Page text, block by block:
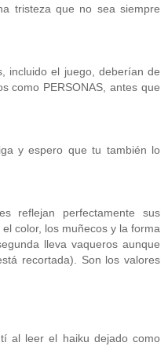
tristeza que no sea siempre
incluido el juego, deberían de
como PERSONAS, antes que
y espero que tu también lo
reflejan perfectamente sus
color, los muñecos y la forma
lleva vaqueros aunque
recortada). Son los valores
al leer el haiku dejado como